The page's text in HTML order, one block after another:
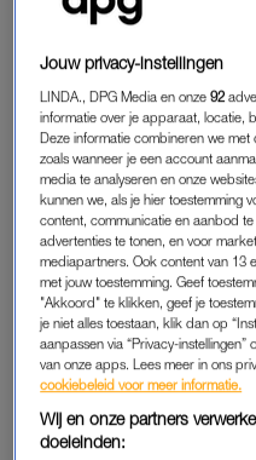
EERSTE
HEEL PITTIG:
09-05-2026 |
Actrice Bo Maerten (33)
moederschap “echt heel
beetje van.”
Dat zegt de actrice in een
BO MAERTEN
Bo kreeg in 2021haar eerste
vijf jaar moeder, dus ik vind
Jouw privacy-instellingen
LINDA., DPG Media en onze92
informatie over je apparaat, locatie,
Deze informatie combineren we met
zoals wanneer je een account
media te analyseren en onze
kunnen we, als je hier toestemming
content, communicatie en aanbod
advertenties te tonen, en voor
mediapartners. Ook content van 13
met jouw toestemming. Geef
"Akkoord" te klikken, geef je
je niet alles toestaan, klik dan op
aanpassen via “Privacy-
van onze apps. Lees meer in ons
cookiebeleid voor meer informatie.
Wij en onze partners
doeleinden: